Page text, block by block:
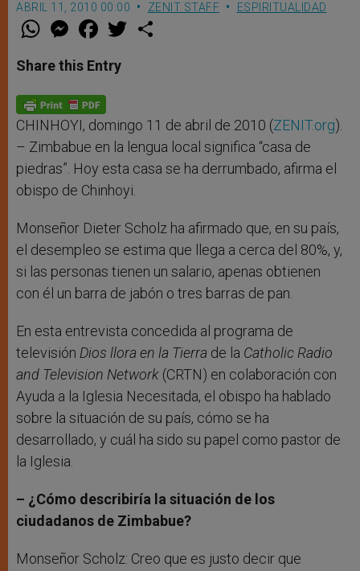
ABRIL 11, 2010 00:00 ZENIT STAFF ESPIRITUALIDAD
W
t
s
p
p
M
e
s
e
g
e
r
F
a
e
b
o
k
w
Share this Entry
CHINHOYI, domingo 11 de abril de 2010 (ZENIT.org).
– Zimbabue en la lengua local significa “casa de
piedras”. Hoy esta casa se ha derrumbado, afirma el
obispo de Chinhoyi.
Monseñor Dieter Scholz ha afirmado que, en su país,
el desempleo se estima que llega a cerca del 80%, y,
si las personas tienen un salario, apenas obtienen
con él un barra de jabón o tres barras de pan.
En esta entrevista concedida al programa de
televisión Dios llora en la Tierra de la Catholic Radio
and Television Network (CRTN) en colaboración con
Ayuda a la Iglesia Necesitada, el obispo ha hablado
sobre la situación de su país, cómo se ha
desarrollado, y cuál ha sido su papel como pastor de
la Iglesia.
– ¿Cómo describiría la situación de los
ciudadanos de Zimbabue?
Monseñor Scholz: Creo que es justo decir que